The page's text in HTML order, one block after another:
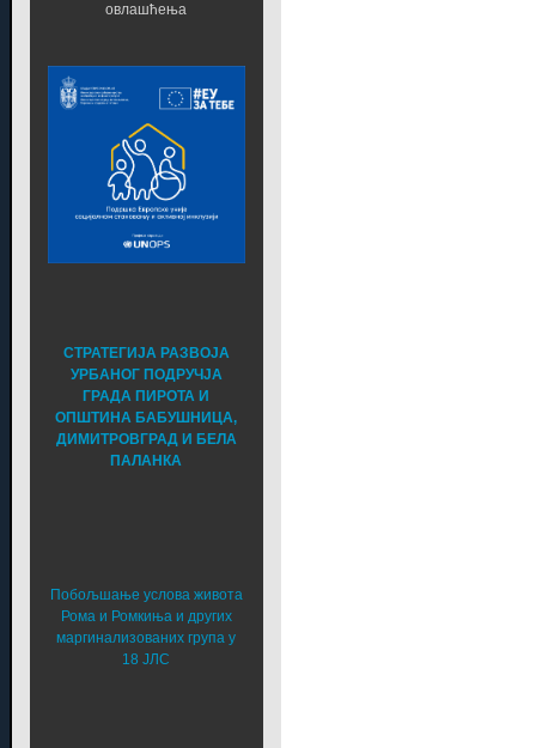
овлашћења
СТРАТЕГИЈА РАЗВОЈА
УРБАНОГ ПОДРУЧЈА
ГРАДА ПИРОТА И
ОПШТИНА БАБУШНИЦА,
ДИМИТРОВГРАД И БЕЛА
ПАЛАНКА
Побољшање услова живота
Рома и Ромкиња и других
маргинализованих група у
18 ЈЛС